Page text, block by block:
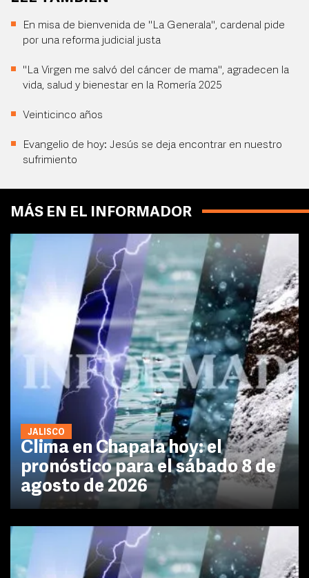
En misa de bienvenida de "La Generala", cardenal pide
por una reforma judicial justa
"La Virgen me salvó del cáncer de mama", agradecen la
vida, salud y bienestar en la Romería 2025
Veinticinco años
Evangelio de hoy: Jesús se deja encontrar en nuestro
sufrimiento
MÁS EN EL INFORMADOR
JALISCO
Clima en Chapala hoy: el
pronóstico para el sábado 8 de
agosto de 2026